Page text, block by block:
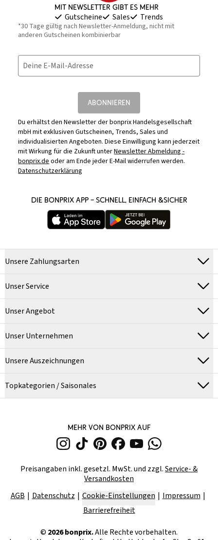
Mit Newsletter gibt es mehr
Gutscheine Sales Trends
*30 Tage gültig nach Newsletter-Anmeldung, nicht mit
anderen Gutscheinen kombinierbar
Deine E-Mail-Adresse
ABONNIEREN
Du erhältst den Newsletter der bonprix Handelsgesellschaft
mbH mit exklusiven Gutscheinen, Trends, Sales und
individualisierten Angeboten. Diese Einwilligung kann jederzeit
mit Wirkung für die Zukunft unterNewsletter Abmeldung -
bonprix.deoder am Ende jeder E-Mail widerrufen werden.
Datenschutzerklärung
DIE BONPRIX APP – SCHNELL, EINFACH &SICHER
Unsere Zahlungsarten
Unser Service
Unser Angebot
Unser Unternehmen
Unsere Auszeichnungen
Topkategorien / Saisonales
MEHR VON BONPRIX AUF
Preisangaben inkl. gesetzl. MwSt. und zzgl.Service- &
Versandkosten
AGB
Datenschutz Cookie-Einstellungen
Impressum
Barrierefreiheit
© 2026bonprix.Alle Rechte vorbehalten.